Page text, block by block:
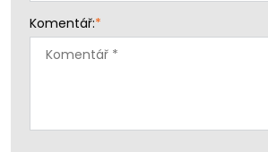
Komentář:*